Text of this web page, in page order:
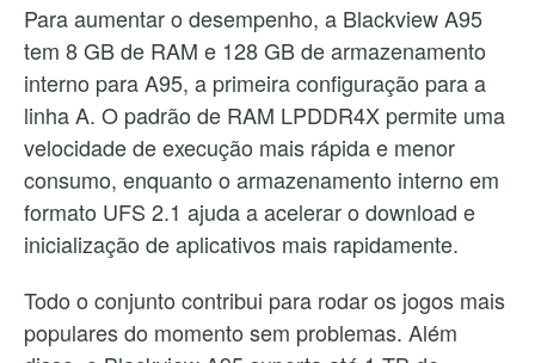
Para aumentar o desempenho, a Blackview A95
tem 8 GB de RAM e 128 GB de armazenamento
interno para A95, a primeira configuração para a
linha A. O padrão de RAM LPDDR4X permite uma
velocidade de execução mais rápida e menor
consumo, enquanto o armazenamento interno em
formato UFS 2.1 ajuda a acelerar o download e
inicialização de aplicativos mais rapidamente.
Todo o conjunto contribui para rodar os jogos mais
populares do momento sem problemas. Além